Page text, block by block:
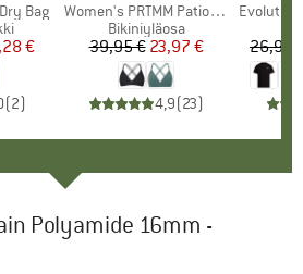
Bag
hinta
€
(2)
Tuote
Women's PRTMM Patio Triangle
Tuoteryhmä
Bikiniyläosa
Hinta
39,95 €Alennettu hinta
23,97 €
4,9(23)
Tuote
Evolution
26,95
Polyamide 16mm -